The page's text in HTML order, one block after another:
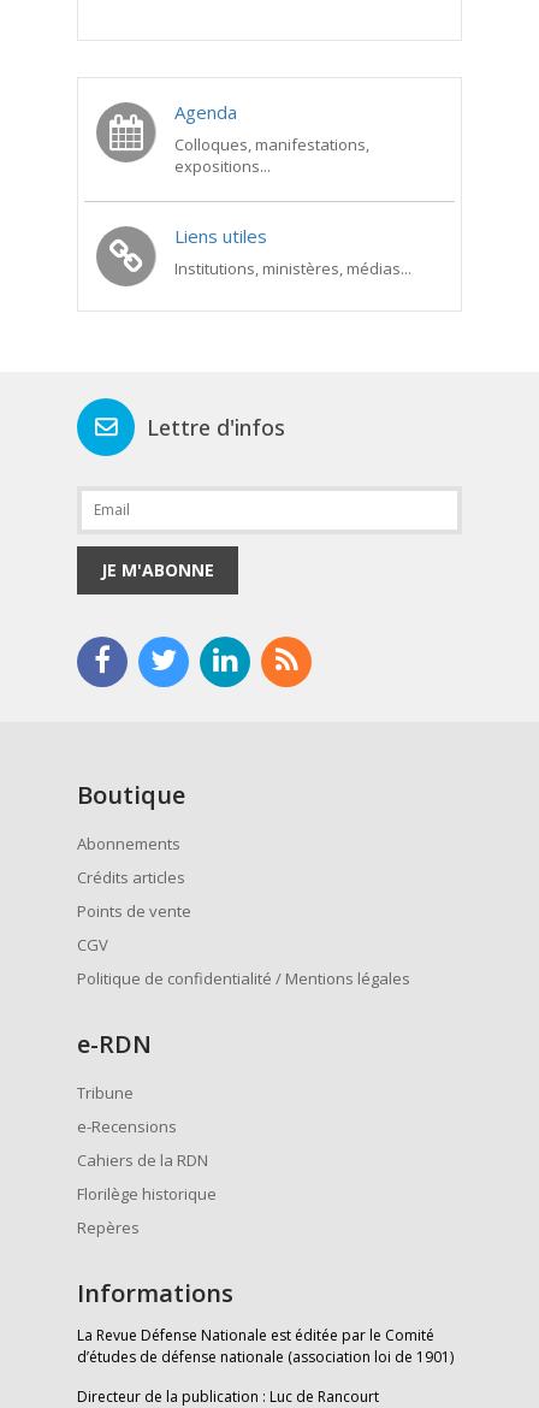
Agenda
Colloques, manifestations,
expositions...
Liens utiles
Institutions, ministères, médias...
Lettre d'infos
JE M'ABONNE
Boutique
Abonnements
Crédits articles
Points de vente
CGV
Politique de confidentialité / Mentions légales
e-RDN
Tribune
e-Recensions
Cahiers de la RDN
Florilège historique
Repères
Informations
La Revue Défense Nationale est éditée par le Comité
d’études de défense nationale (association loi de 1901)
Directeur de la publication : Luc de Rancourt